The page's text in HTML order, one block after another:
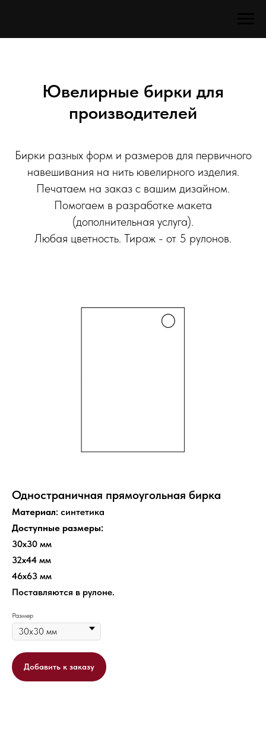
Ювелирные бирки для
производителей
Бирки разных форм и размеров для первичного
навешивания на нить ювелирного изделия.
Печатаем на заказ с вашим дизайном.
Помогаем в разработке макета
(дополнительная услуга).
Любая цветность. Тираж - от 5 рулонов.
Одностраничная прямоугольная бирка
Материал: синтетика
Доступные размеры:
30х30 мм
32х44 мм
46х63 мм
Поставляются в рулоне.
Размер
Добавить к заказу